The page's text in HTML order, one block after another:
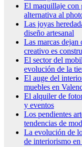
El maquillaje con
alternativa al
Las joyas
diseño artesanal
Las marcas dejan
creativo es
El sector del
evolución de la
El auge del
muebles en
El alquiler de
y eventos
Los pendientes
tendencias de
La evolución de
de interiorismo